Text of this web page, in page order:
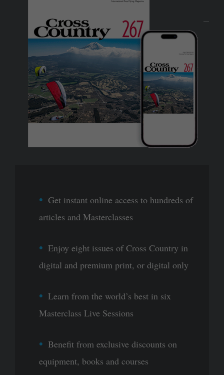
Get instant online access to hundreds of
articles and Masterclasses
Enjoy eight issues of Cross Country in
digital and premium print, or digital only
Learn from the world’s best in six
Masterclass Live Sessions
Benefit from exclusive discounts on
equipment, books and courses